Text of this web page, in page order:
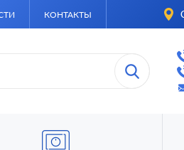
КОНТАКТЫ